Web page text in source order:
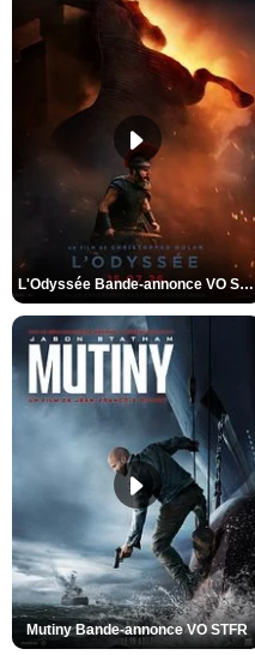
L'Odyssée Bande-annonce VO STFR
Mutiny Bande-annonce VO STFR